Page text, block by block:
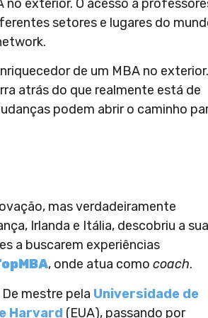
exterior. O acesso a
setores e lugares do
de um MBA no exterior.
atrás do que realmente está de
podem abrir o caminho
mas verdadeiramente
Irlanda e Itália, descobriu a sua
a buscarem experiências
, onde atua como coach.
mestre pela Universidade de
Harvard (EUA), passando por